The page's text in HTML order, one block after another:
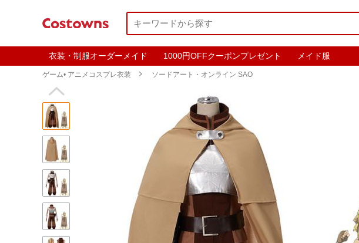
衣装・制服オーダーメイド 1000円OFFクーポンプレゼント メイド服
ゲーム• アニメコスプレ衣装  ソードアート・オンライン SAO
